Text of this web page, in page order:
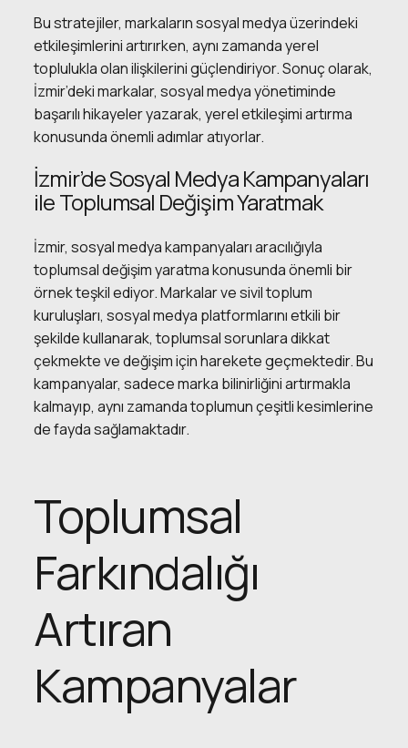
Bu stratejiler, markaların sosyal medya üzerindeki
etkileşimlerini artırırken, aynı zamanda yerel
toplulukla olan ilişkilerini güçlendiriyor. Sonuç olarak,
İzmir’deki markalar, sosyal medya yönetiminde
başarılı hikayeler yazarak, yerel etkileşimi artırma
konusunda önemli adımlar atıyorlar.
İzmir’de Sosyal Medya Kampanyaları
ile Toplumsal Değişim Yaratmak
İzmir, sosyal medya kampanyaları aracılığıyla
toplumsal değişim yaratma konusunda önemli bir
örnek teşkil ediyor. Markalar ve sivil toplum
kuruluşları, sosyal medya platformlarını etkili bir
şekilde kullanarak, toplumsal sorunlara dikkat
çekmekte ve değişim için harekete geçmektedir. Bu
kampanyalar, sadece marka bilinirliğini artırmakla
kalmayıp, aynı zamanda toplumun çeşitli kesimlerine
de fayda sağlamaktadır.
Toplumsal
Farkındalığı
Artıran
Kampanyalar